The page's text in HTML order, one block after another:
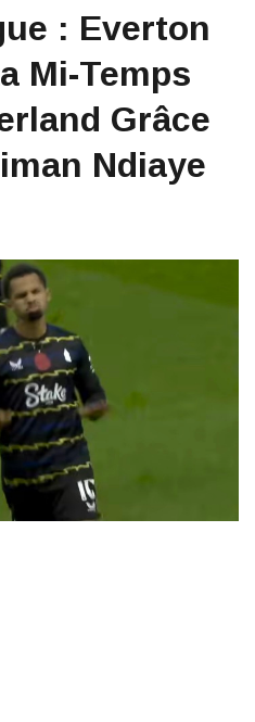
: Everton
Mi-Temps
Grâce
Ndiaye